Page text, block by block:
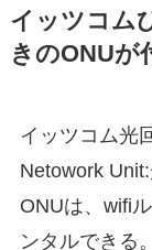
イッツコム
きのONUが
イッツコム光
Netowork
ONUは、wifi
ンタルできる。